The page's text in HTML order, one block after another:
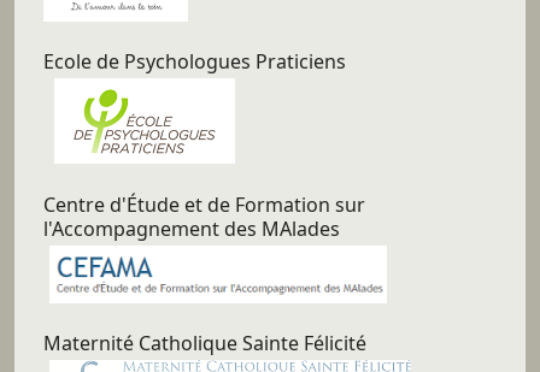
Ecole de Psychologues Praticiens
Centre d'Étude et de Formation sur
l'Accompagnement des MAlades
Maternité Catholique Sainte Félicité